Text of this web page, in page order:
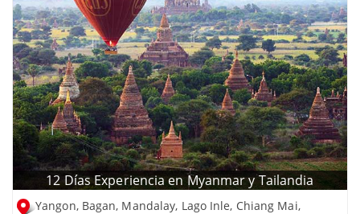
12 Días Experiencia en Myanmar y Tailandia
Yangon, Bagan, Mandalay, Lago Inle, Chiang Mai,